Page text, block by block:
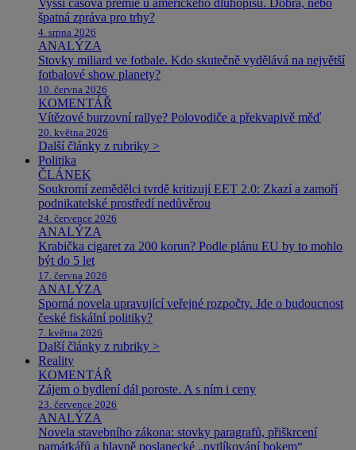
Vyšší časová prémie u amerického dluhopisu. Dobrá, nebo
špatná zpráva pro trhy?
4. srpna 2026
ANALÝZA
Stovky miliard ve fotbale. Kdo skutečně vydělává na největší
fotbalové show planety?
10. června 2026
KOMENTÁŘ
Vítězové burzovní rallye? Polovodiče a překvapivě měď
20. května 2026
Další články z rubriky >
Politika
ČLÁNEK
Soukromí zemědělci tvrdě kritizují EET 2.0: Zkazí a zamoří
podnikatelské prostředí nedůvěrou
24. července 2026
ANALÝZA
Krabička cigaret za 200 korun? Podle plánu EU by to mohlo
být do 5 let
17. června 2026
ANALÝZA
Sporná novela upravující veřejné rozpočty. Jde o budoucnost
české fiskální politiky?
7. května 2026
Další články z rubriky >
Reality
KOMENTÁŘ
Zájem o bydlení dál poroste. A s ním i ceny
23. července 2026
ANALÝZA
Novela stavebního zákona: stovky paragrafů, přiškrcení
památkářů a hlavně poslanecké „pytlíkování bokem“